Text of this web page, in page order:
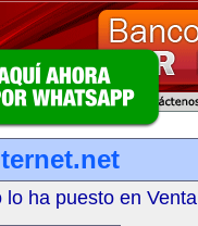
ha puesto en Venta